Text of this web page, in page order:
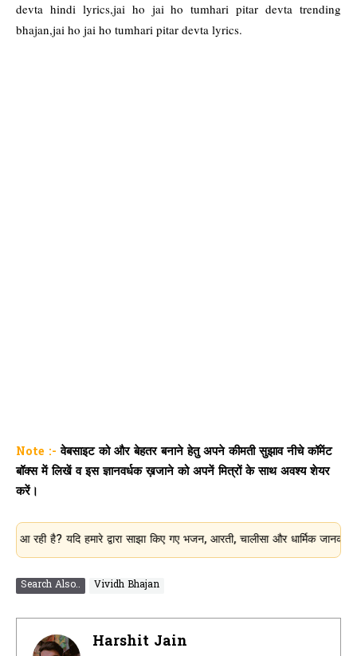
devta hindi lyrics,jai ho jai ho tumhari pitar devta trending
bhajan,jai ho jai ho tumhari pitar devta lyrics.
Note :- वेबसाइट को और बेहतर बनाने हेतु अपने कीमती सुझाव नीचे कॉमेंट
बॉक्स में लिखें व इस ज्ञानवर्धक ख़जाने को अपनें मित्रों के साथ अवश्य शेयर
करें।
यदि हमारे द्वारा साझा किए गए भजन, आरती, चालीसा और धार्मिक जानकारी
Search Also.. Vividh Bhajan
Harshit Jain